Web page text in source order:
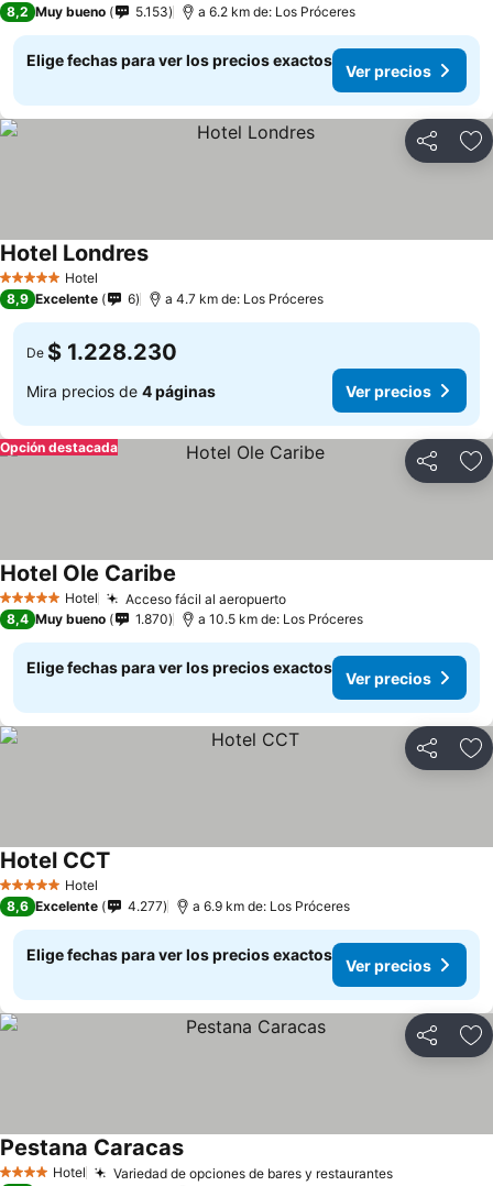
8,2 Muy bueno 5.153 a 6.2 km de: Los Próceres
Elige fechas para ver los precios exactos
Ver precios
Compartir
5 Estrellas Hotel
Hotel Londres
8,9 Excelente 6 a 4.7 km de: Los Próceres
De $ 1.228.230
Mira precios de 4 páginas Ver precios
Compartir
Opción destacada
5 Estrellas Hotel Acceso fácil al aeropuerto
Hotel Ole Caribe
8,4 Muy bueno 1.870 a 10.5 km de: Los Próceres
Elige fechas para ver los precios exactos
Ver precios
Compartir
5 Estrellas Hotel
Hotel CCT
8,6 Excelente 4.277 a 6.9 km de: Los Próceres
Elige fechas para ver los precios exactos
Ver precios
Compartir
4 EstrellasHotel Variedad de opciones de bares y restaurantes
Pestana Caracas